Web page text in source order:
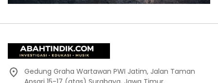
Gedung Graha Wartawan PWI Jatim, Jalan Taman